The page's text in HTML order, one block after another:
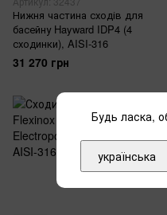
Нижня частина сходів для
басейну Hayward IDP4 (4
сходинки), AISI-316
31 270 грн
Будь ласка,
українська